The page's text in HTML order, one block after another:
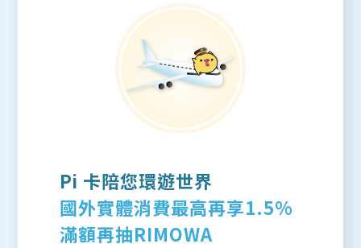
Pi 卡陪您環遊世界
國外實體消費最高再享1.5%
滿額再抽RIMOWA